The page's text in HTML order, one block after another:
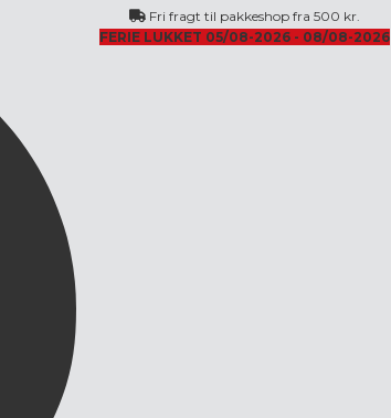
Fri fragt til pakkeshop fra 500 kr.
FERIE LUKKET 05/08-2026 - 08/08-2026